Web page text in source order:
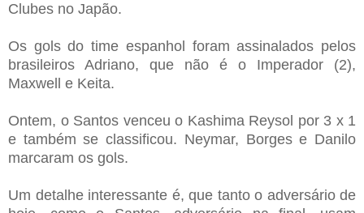
Clubes no Japão.
Os gols do time espanhol foram assinalados pelos
brasileiros Adriano, que não é o Imperador (2),
Maxwell e Keita.
Ontem, o Santos venceu o Kashima Reysol por 3 x 1
e também se classificou. Neymar, Borges e Danilo
marcaram os gols.
Um detalhe interessante é, que tanto o adversário de